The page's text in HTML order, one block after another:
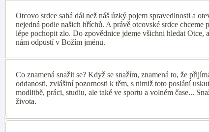
Otcovo srdce sahá dál než náš úzký pojem spravedlnosti a
nejedná podle našich hříchů. A právě otcovské srdce
lépe pochopit zlo. Do zpovědnice jdeme všichni hledat
nám odpustí v Božím jménu.
Co znamená snažit se? Když se snažím, znamená to, že
oddanosti, zvláštní pozornosti k těm, s nimiž toto poslání
modlitbě, práci, studiu, ale také ve sportu a volném čase...
života.